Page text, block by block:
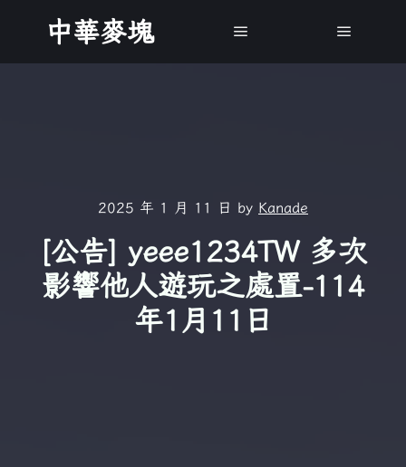
中華麥塊
2025 年 1 月 11 日 by Kanade
[公告] yeee1234TW 多次
影響他人遊玩之處置-114
年1月11日